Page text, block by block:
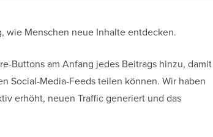
wie Menschen neue Inhalte entdecken.
Buttons am Anfang jedes Beitrags hinzu, damit
Social-Media-Feeds teilen können. Wir haben
erhöht, neuen Traffic generiert und das